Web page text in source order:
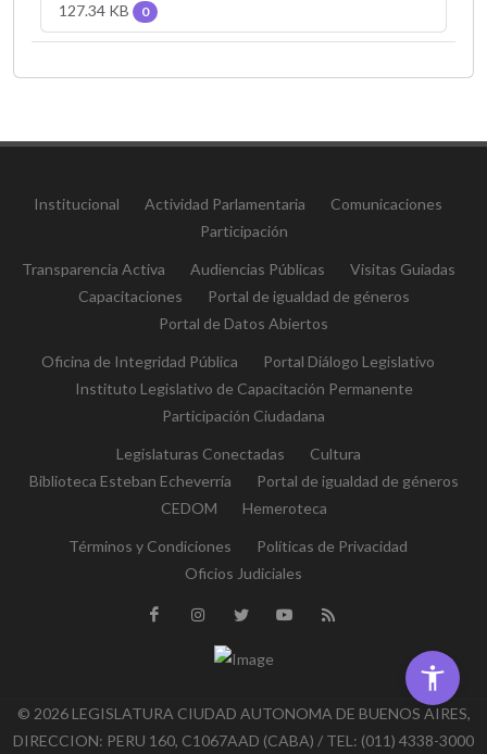
127.34 KB 0
Institucional Actividad Parlamentaria
Comunicaciones
Participación
Transparencia Activa Audiencias Públicas
Visitas Guiadas
Capacitaciones
Portal de igualdad de géneros
Portal de Datos Abiertos
Oficina de Integridad Pública
Portal Diálogo Legislativo
Instituto Legislativo de Capacitación Permanente
Participación Ciudadana
Legislaturas Conectadas
Cultura
Biblioteca Esteban Echeverría
Portal de igualdad de géneros
CEDOM
Hemeroteca
Términos y Condiciones
Políticas de Privacidad
Oficios Judiciales
© 2026 LEGISLATURA CIUDAD AUTONOMA DE BUENOS AIRES,
DIRECCION: PERU 160, C1067AAD (CABA) / TEL: (011) 4338-3000